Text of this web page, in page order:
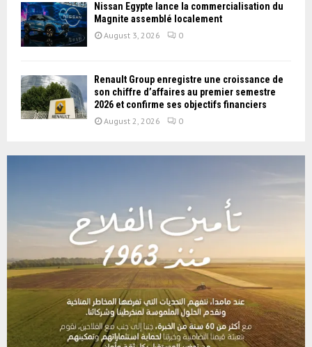
Nissan Égypte lance la commercialisation du
Magnite assemblé localement
August 3, 2026 0
Renault Group enregistre une croissance de
son chiffre d’affaires au premier semestre
2026 et confirme ses objectifs financiers
August 2, 2026 0